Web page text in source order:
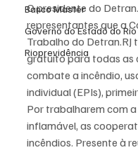
Banco Master
Governo do Estado do
Rioprevidência
O presidente do
representantes que a
Trabalho do
gratuito para todas as
combate a incêndio,
individual (EPIs),
Por trabalharem com
inflamável, as
incêndios. Presente à